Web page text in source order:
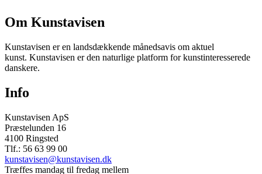
Om Kunstavisen
Kunstavisen er en landsdækkende månedsavis om aktuel
kunst. Kunstavisen er den naturlige platform for kunstinteresserede
danskere.
Info
Kunstavisen ApS
Præstelunden 16
4100 Ringsted
Tlf.: 56 63 99 00
kunstavisen@kunstavisen.dk
Træffes mandag til fredag mellem